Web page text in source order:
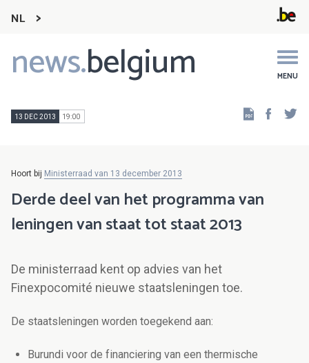
NL
news.belgium MENU
Main
navigation
13 DEC 2013 19:00
Hoort bij Ministerraad van 13 december 2013
Derde deel van het programma van
leningen van staat tot staat 2013
De ministerraad kent op advies van het
Finexpocomité nieuwe staatsleningen toe.
De staatsleningen worden toegekend aan:
Burundi voor de financiering van een thermische